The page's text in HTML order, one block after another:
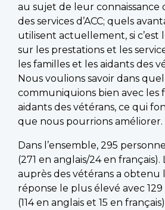
au sujet de leur connaissance
des services d’ACC; quels
utilisent actuellement, si c’est
sur les prestations et les
les familles et les aidants des
Nous voulions savoir dans
communiquions bien avec les
aidants des vétérans, ce qui
que nous pourrions améliorer.
Dans l’ensemble, 295
(271 en anglais/24 en français).
auprès des vétérans a obtenu
réponse le plus élevé avec
(114 en anglais et 15 en